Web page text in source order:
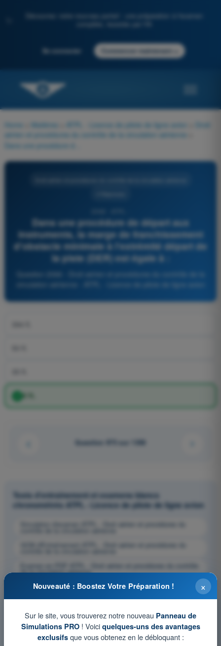
Découvrez notre nouveau portail : une préparation à l'examen
Se connecter Commencer maintenant
Home Matières ATPL - Licence de pilote de ligne avion
Droit
aérien et procédures du contrôle de la circulation aérienne
Dans une procédure de départ aux
instruments, la marge de franchissement
d'obstacle minimale à l'extrémité départ de
la piste (DER) est égale à :
0 ft.
Question 975 sur 1358
Tests d'entraînement et examens blancs
chronométrés ATPL - Licence de pilote de ligne avion
Simulation d'examen ATPL - Droit aérien et procédures du
QCM d'Entraînement ATPL - Droit aérien et procédures du
Examen en PDF ATPL - Droit aérien et procédures du contrôle
de la circulation aérienne
×
Nouveauté : Boostez Votre Préparation !
Sur le site, vous trouverez notre nouveau Panneau de
Simulations PRO! Voici quelques-uns des avantages
exclusifsque vous obtenez en le débloquant :